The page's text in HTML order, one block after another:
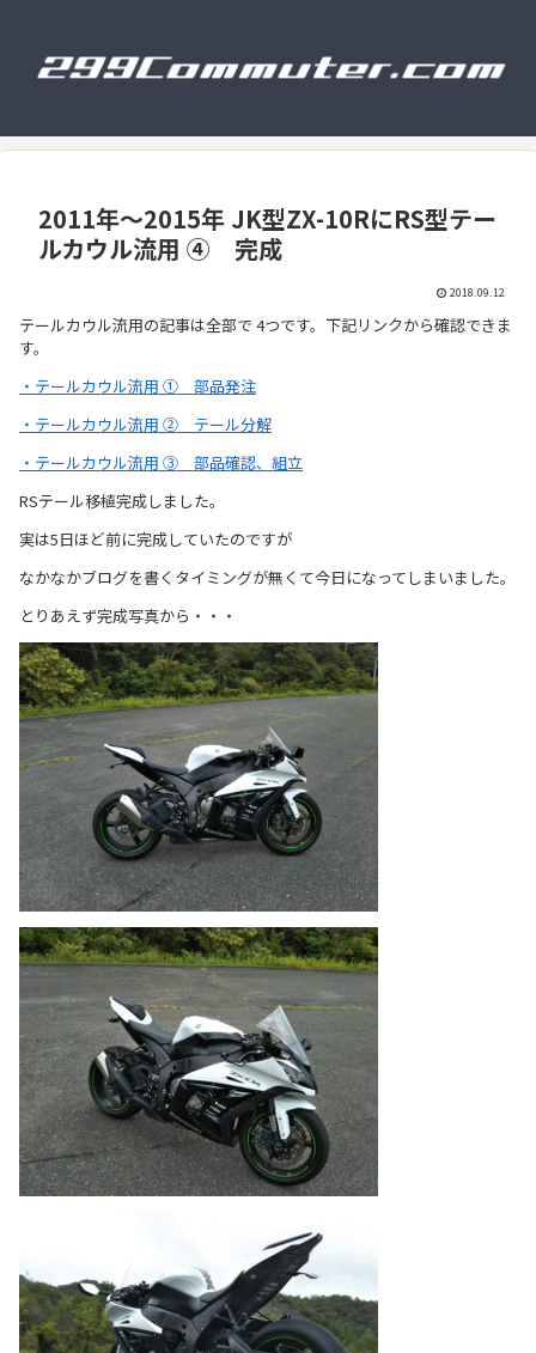
2011年～2015年 JK型ZX-10RにRS型テー
ルカウル流用 ④ 完成
2018.09.12
テールカウル流用の記事は全部で 4つです。下記リンクから確認できま
す。
・テールカウル流用 ① 部品発注
・テールカウル流用 ② テール分解
・テールカウル流用 ③ 部品確認、組立
RSテール移植完成しました。
実は5日ほど前に完成していたのですが
なかなかブログを書くタイミングが無くて今日になってしまいました。
とりあえず完成写真から・・・